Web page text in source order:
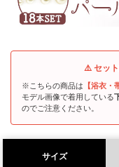
⚠️ セッ
※こちらの商品は 【浴衣・
モデル画像で着用している
のでご注意ください。
サイズ